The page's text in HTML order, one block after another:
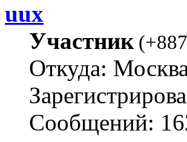
uux
Участник(+887
Откуда:
Сообщений: